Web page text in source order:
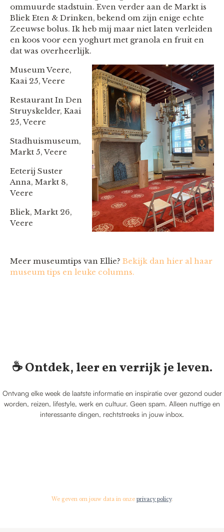
ommuurde stadstuin. Even verder aan de Markt is
Bliek Eten & Drinken, bekend om zijn enige echte
Zeeuwse bolus. Ik heb mij maar niet laten verleiden
en koos voor een yoghurt met granola en fruit en
dat was overheerlijk.
Museum Veere,
Kaai 25, Veere
Restaurant In Den
Struyskelder, Kaai
25, Veere
Stadhuismuseum,
Markt 5, Veere
Eeterij Suster
Anna, Markt 8,
Veere
Bliek, Markt 26,
Veere
Meer museumtips van Ellie? Bekijk dan hier al haar
museum tips en leuke columns.
☕️ Ontdek, leer en verrijk je leven.
Ontvang elke week de laatste informatie en inspiratie over gezond ouder
worden, reizen, lifestyle, werk en cultuur. Geen spam. Alleen nuttige en
interessante dingen, rechtstreeks in jouw inbox.
We geven om jouw data in onze privacy policy.